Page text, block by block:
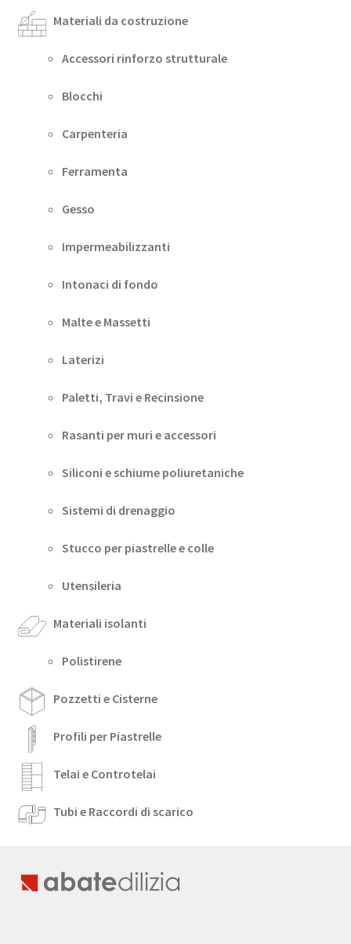
Materiali da costruzione
Accessori rinforzo strutturale
Blocchi
Carpenteria
Ferramenta
Gesso
Impermeabilizzanti
Intonaci di fondo
Malte e Massetti
Laterizi
Paletti, Travi e Recinsione
Rasanti per muri e accessori
Siliconi e schiume poliuretaniche
Sistemi di drenaggio
Stucco per piastrelle e colle
Utensileria
Materiali isolanti
Polistirene
Pozzetti e Cisterne
Profili per Piastrelle
Telai e Controtelai
Tubi e Raccordi di scarico